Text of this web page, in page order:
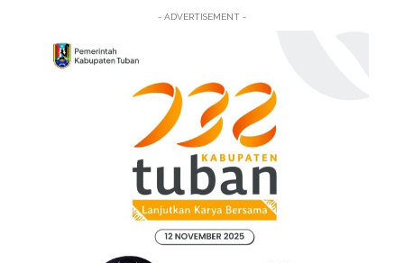
- ADVERTISEMENT -